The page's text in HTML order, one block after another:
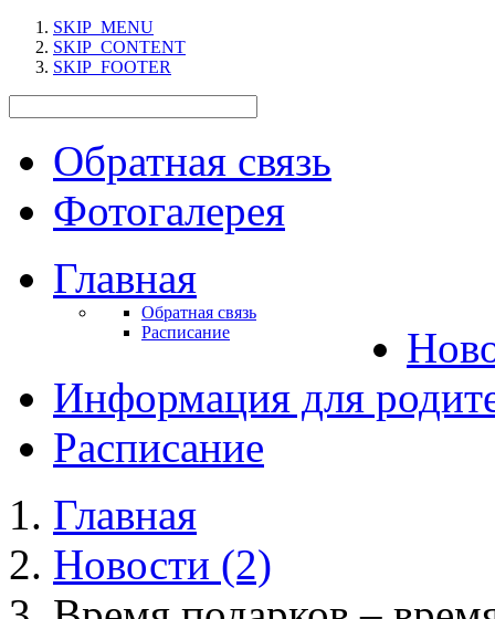
SKIP_MENU
SKIP_CONTENT
SKIP_FOOTER
Обратная связь
Фотогалерея
Главная
Обратная связь
Расписание
Информация для
Расписание
Главная
Новости (2)